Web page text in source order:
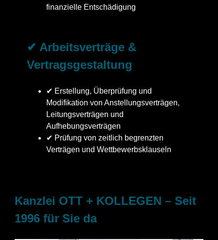
finanzielle Entschädigung
✔ Arbeitsverträge &
Vertragsgestaltung
✔ Erstellung, Überprüfung und
Modifikation von Anstellungsverträgen,
Leitungsverträgen und
Aufhebungsverträgen
✔ Prüfung von zeitlich begrenzten
Verträgen und Wettbewerbsklauseln
Kanzlei OTT + KOLLEGEN – Seit
1996 für Sie da